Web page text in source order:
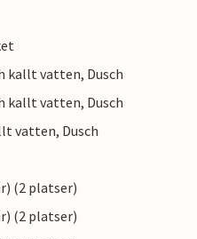
kallt vatten, Dusch
kallt vatten, Dusch
vatten, Dusch
(2 platser)
(2 platser)